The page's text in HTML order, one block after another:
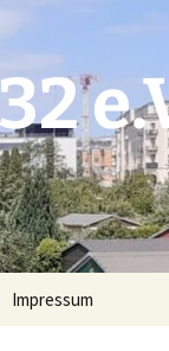
Impressum